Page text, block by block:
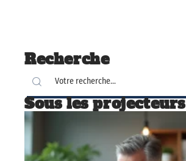
Recherche
Sous les projecteurs